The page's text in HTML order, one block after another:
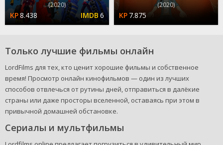
(2020)
8.438 6
(2020)
7.875
Только лучшие фильмы онлайн
LordFilms для тех, кто ценит хорошие фильмы и собственное
время! Просмотр онлайн кинофильмов — один из лучших
способов отвлечься от рутины дней, отправиться в далёкие
страны или даже просторы вселенной, оставаясь при этом в
привычной домашней обстановке.
Сериалы и мультфильмы